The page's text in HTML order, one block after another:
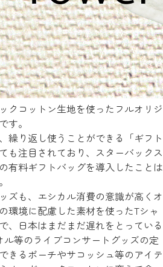
クコットン生地を使ったフルオリジ
す。
繰り返し使うことができる「ギフト
も注目されており、スターバックス
有料ギフトバッグを導入したことは
ズも、エシカル消費の意識が高くオ
環境に配慮した素材を使ったTシャ
、日本はまだまだ遅れをとっている
等のライブコンサートグッズの定
きるポーチやサコッシュ等のアイテ